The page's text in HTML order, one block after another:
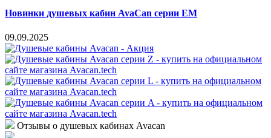
Новинки душевых кабин AvaCan серии EM
09.09.2025
Отзывы о душевых кабинах Avacan